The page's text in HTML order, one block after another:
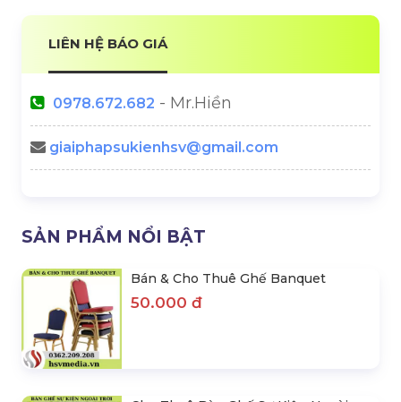
LIÊN HỆ BÁO GIÁ
0978.672.682 - Mr.Hiền
giaiphapsukienhsv@gmail.com
SẢN PHẨM NỔI BẬT
Bán & Cho Thuê Ghế Banquet
50.000 đ